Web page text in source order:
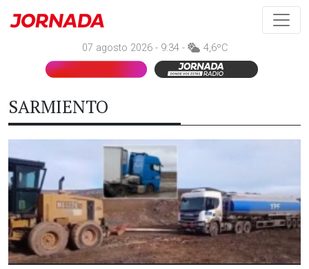
07 agosto 2026 - 9:34 - 4,6ºC
SARMIENTO